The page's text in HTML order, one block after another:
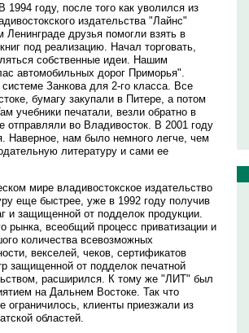
году, после того как уволился из
издательства "Лайнс"
друзья помогли взять в
под реализацию. Начал торговать,
собственные идеи. Нашим
автомобильных дорог Приморья".
Занкова для 2-го класса. Все
бумагу закупали в Питере, а потом
учебники печатали, везли обратно в
отправляли во Владивосток. В 2001 году
Наверное, нам было немного легче, чем
литературу и сами ее
мире владивостокское издательство
еще быстрее, уже в 1992 году получив
и защищенной от подделок продукции.
рынка, всеобщий процесс приватизации и
количества всевозможных
векселей, чеков, сертификатов
защищенной от подделок печатной
расширился. К тому же "ЛИТ" был
на Дальнем Востоке. Так что
ограничилось, клиенты приезжали из
областей.